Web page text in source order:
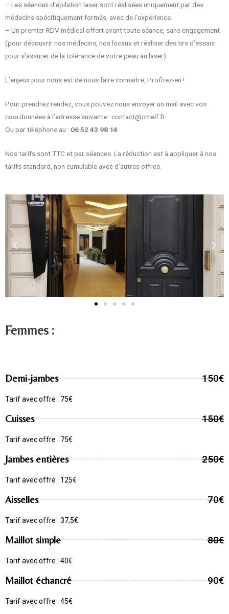
– Les séances d’épilation laser sont réalisées uniquement par des
médecins spécifiquement formés, avec de l’expérience.
– Un premier RDV médical offert avant toute séance, sans engagement
(pour découvrir nos médecins, nos locaux et réaliser des tirs d’essais
pour s’assurer de la tolérance de votre peau au laser).
L’enjeux pour nous est de nous faire connaitre, Profitez-en !
Pour prendrez rendez, vous pouvez nous envoyer un mail avec vos
coordonnées à l’adresse suivante : contact@cmelf.fr
Ou par téléphone au : 06 52 43 98 14
Nos tarifs sont TTC et par séances. La réduction est à appliquer à nos
tarifs standard, non cumulable avec d’autres offres.
Femmes :
Demi-jambes 150€
Tarif avec offre : 75€
Cuisses 150€
Tarif avec offre : 75€
Jambes entières 250€
Tarif avec offre : 125€
Aisselles 70€
Tarif avec offre : 37,5€
Maillot simple 80€
Tarif avec offre : 40€
Maillot échancré 90€
Tarif avec offre : 45€